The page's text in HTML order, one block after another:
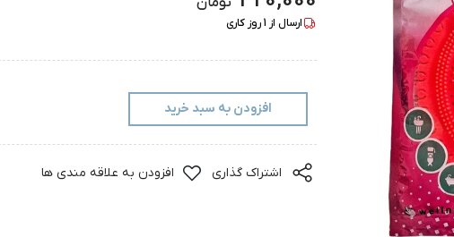
ارسال از 1روز کاری
افزودن به سبد خرید
اشتراک گذاری افزودن به علاقه مندی ها